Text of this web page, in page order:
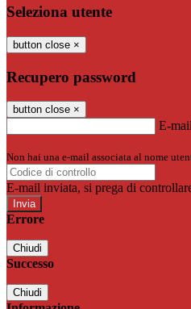
Seleziona utente
button close ×
Recupero password
button close ×
E-mail
Non hai una e-mail associata al nome
E-mail inviata, si prega di
Errore
Chiudi
Successo
Chiudi